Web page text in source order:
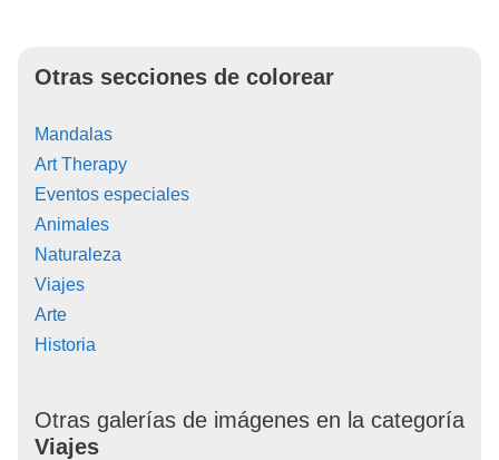
Otras secciones de colorear
Mandalas
Art Therapy
Eventos especiales
Animales
Naturaleza
Viajes
Arte
Historia
Otras galerías de imágenes en la categoría
Viajes